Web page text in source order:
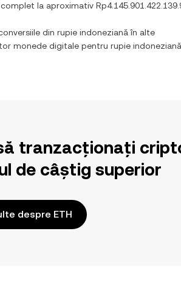
la aproximativ
din rupie indoneziană în alte
monede digitale pentru rupie indoneziană
tranzacționați
de câștig superior
despre ETH